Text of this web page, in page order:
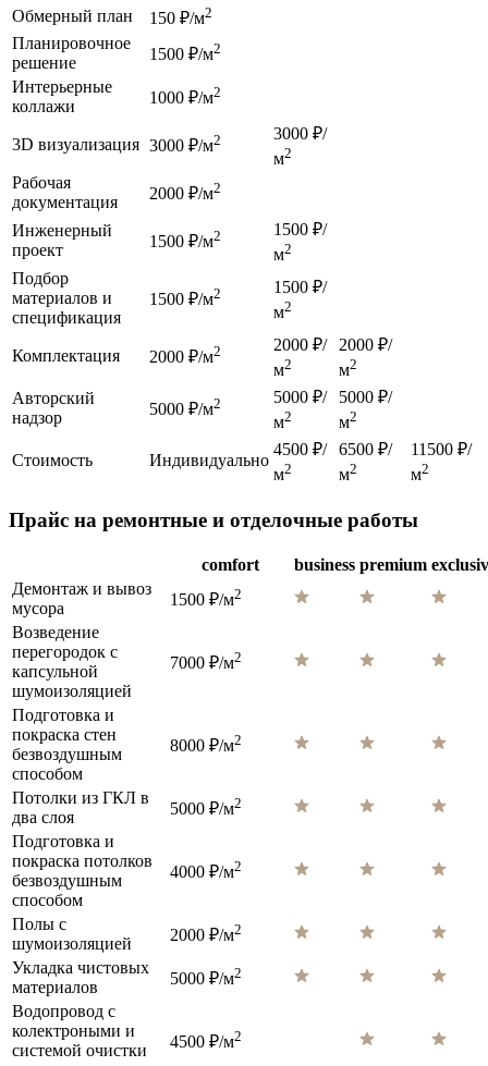
Стоимость Индивидуально
4500 ₽/
м2
6500 ₽/
м2
11500 ₽/
м2
Обмерный план
150 ₽/м2
Планировочное
решение
1500 ₽/м2
Интерьерные
коллажи
1000 ₽/м2
3D визуализация 3000 ₽/м2
3000 ₽/
м2
Рабочая
документация
2000 ₽/м2
Инженерный
проект
1500 ₽/м2
1500 ₽/
м2
Подбор
материалов и
спецификация
1500 ₽/м2
1500 ₽/
м2
Комплектация 2000 ₽/м2
2000 ₽/
м2
2000 ₽/
м2
Авторский
надзор
5000 ₽/м2
5000 ₽/
м2
5000 ₽/
м2
Прайс на ремонтные и отделочные работы
comfort business premium
Демонтаж и вывоз
мусора
1500 ₽/м2
Возведение
перегородок с
капсульной
шумоизоляцией
7000 ₽/м2
Подготовка и
покраска стен
безвоздушным
способом
8000 ₽/м2
Потолки из ГКЛ в
два слоя
5000 ₽/м2
Подготовка и
покраска потолков
безвоздушным
способом
4000 ₽/м2
Полы с
шумоизоляцией
2000 ₽/м2
Укладка чистовых
материалов
5000 ₽/м2
Водопровод с
колектроными и
системой очистки
4500 ₽/м2